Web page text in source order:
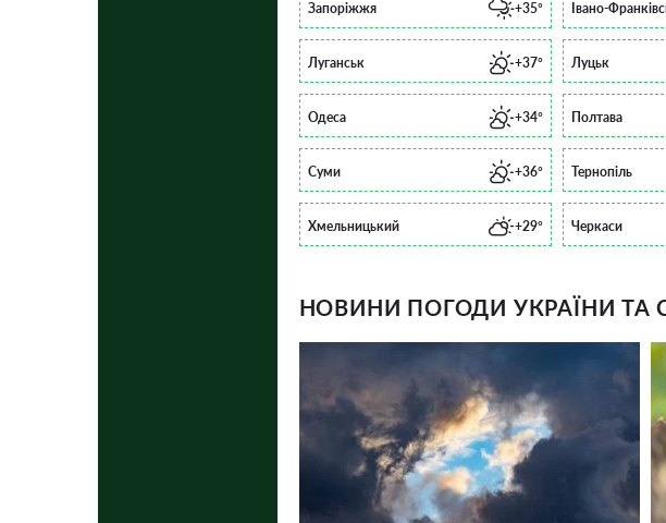
Запоріжжя +35° Івано-
Луганськ +37° Луцьк
Одеса +34° Полтава
Суми +36° Тернопіль
Хмельницький +29° Черкаси
НОВИНИ ПОГОДИ УКРАЇНИ ТА